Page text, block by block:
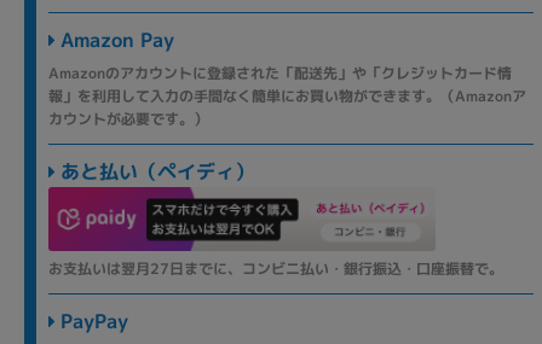
Amazon Pay
Amazonのアカウントに登録された「配送先」や「クレジットカード情
報」を利用して入力の手間なく簡単にお買い物ができます。（Amazonア
カウントが必要です。）
あと払い（ペイディ）
お支払いは翌月27日までに、コンビニ払い・銀行振込・口座振替で。
PayPay